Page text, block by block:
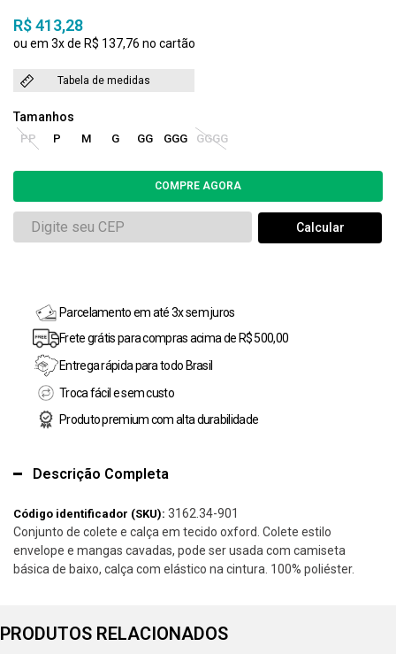
R$ 413,28
3x R$ 137,76
Tabela de medidas
PP P M G GG GGG GGGG
Parcelamento em até 3x sem juros
Frete grátis para compras acima de R$ 500,00
Entrega rápida para todo Brasil
Troca fácil e sem custo
Produto premium com alta durabilidade
Descrição Completa
Código identificador (SKU): 3162.34-901
Conjunto de colete e calça em tecido oxford. Colete estilo
envelope e mangas cavadas, pode ser usada com camiseta
básica de baixo, calça com elástico na cintura. 100% poliéster.
PRODUTOS RELACIONADOS